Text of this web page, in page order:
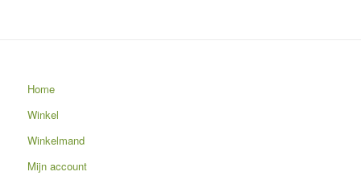
Home
Winkel
Winkelmand
Mijn account